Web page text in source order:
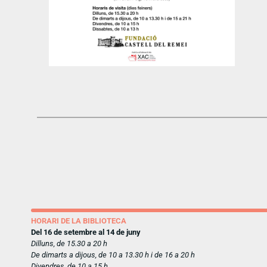
HORARI DE LA BIBLIOTECA
Del 16 de setembre al 14 de juny
Dilluns, de 15.30 a 20 h
De dimarts a dijous, de 10 a 13.30 h i de 16 a 20 h